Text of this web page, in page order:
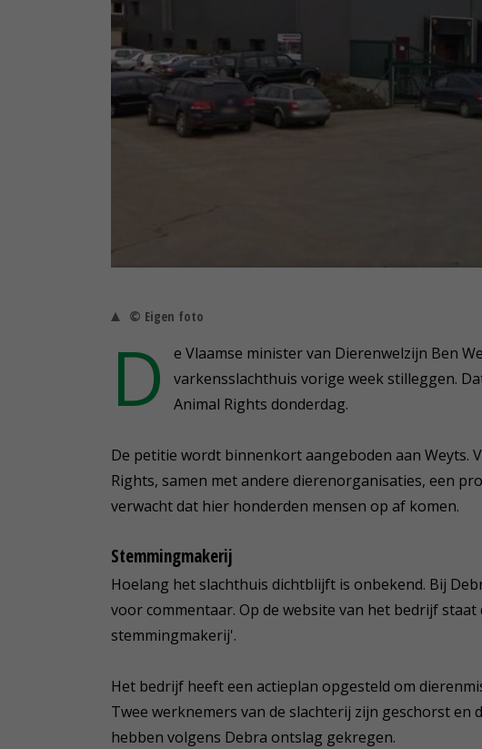
© Eigen foto
D
e Vlaamse minister van Dierenwelzijn Ben
varkensslachthuis vorige week stilleggen.
Animal Rights donderdag.
De petitie wordt binnenkort aangeboden aan Weyts.
Rights, samen met andere dierenorganisaties, een
verwacht dat hier honderden mensen op af komen.
Stemmingmakerij
Hoelang het slachthuis dichtblijft is onbekend. Bij
voor commentaar. Op de website van het bedrijf
stemmingmakerij'.
Het bedrijf heeft een actieplan opgesteld om
Twee werknemers van de slachterij zijn geschorst en
hebben volgens Debra ontslag gekregen.